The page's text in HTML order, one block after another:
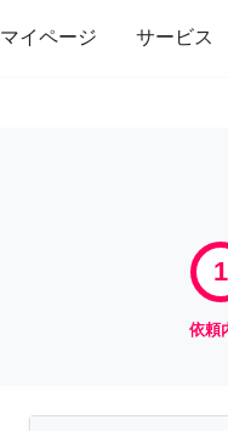
マイページ サービス
修理・組立 家事
1
依頼